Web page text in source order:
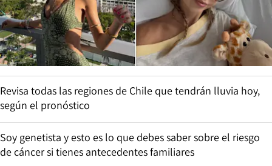
Revisa todas las regiones de Chile que tendrán lluvia hoy,
según el pronóstico
Soy genetista y esto es lo que debes saber sobre el riesgo
de cáncer si tienes antecedentes familiares